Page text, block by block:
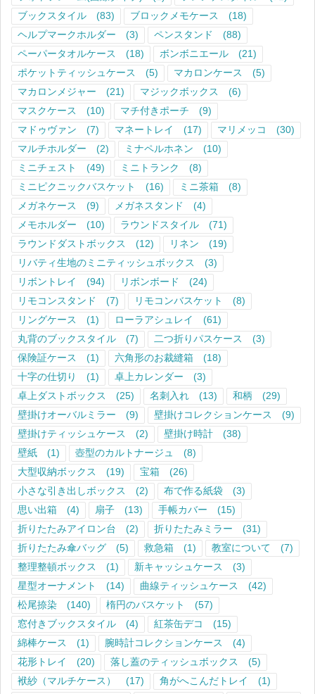
ブックスタイル
(83) ブロックメモケース
(18)
ヘルプマークホルダー
(3) ペンスタンド
(88)
ペーパータオルケース
(18) ボンボニエール
(21)
ポケットティッシュケース
(5) マカロンケース
(5)
マカロンメジャー
(21) マジックボックス
(6)
マスクケース
(10) マチ付きポーチ
(9)
マドゥヴァン
(7) マネートレイ (17) マリメッコ
(30)
マルチホルダー
(2) ミナペルホネン
(10)
ミニチェスト
(49) ミニトランク
(8)
ミニピクニックバスケット
(16) ミニ茶箱
(8)
メガネケース
(9) メガネスタンド
(4)
メモホルダー
(10) ラウンドスタイル
(71)
ラウンドダストボックス
(12) リネン
(19)
リバティ生地のミニティッシュボックス
(3)
リボントレイ
(94) リボンボード
(24)
リモコンスタンド
(7) リモコンバスケット
(8)
リングケース
(1) ローラアシュレイ
(61)
丸背のブックスタイル
(7) 二つ折りパスケース
(3)
保険証ケース
(1) 六角形のお裁縫箱
(18)
十字の仕切り
(1) 卓上カレンダー
(3)
卓上ダストボックス
(25) 名刺入れ (13) 和柄
(29)
壁掛けオーバルミラー
(9) 壁掛けコレクションケース
(9)
壁掛けティッシュケース
(2) 壁掛け時計
(38)
壁紙
(1) 壺型のカルトナージュ
(8)
大型収納ボックス
(19) 宝箱
(26)
小さな引き出しボックス
(2) 布で作る紙袋
(3)
思い出箱
(4) 扇子 (13) 手帳カバー
(15)
折りたたみアイロン台
(2) 折りたたみミラー
(31)
折りたたみ傘バッグ
(5) 救急箱 (1) 教室について
(7)
整理整頓ボックス
(1) 新キャッシュケース
(3)
星型オーナメント
(14) 曲線ティッシュケース
(42)
松尾捺染
(140) 楕円のバスケット
(57)
窓付きブックスタイル
(4) 紅茶缶デコ
(15)
綿棒ケース
(1) 腕時計コレクションケース
(4)
花形トレイ
(20) 落し蓋のティッシュボックス
(5)
袱紗（マルチケース）
(17) 角がへこんだトレイ (1)